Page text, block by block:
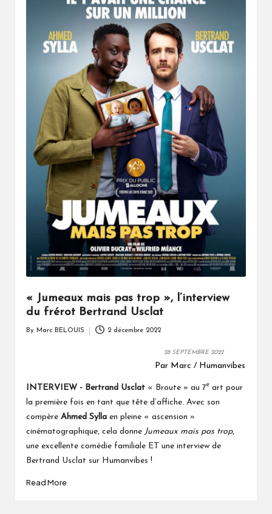
« Jumeaux mais pas trop », l’interview
du frérot Bertrand Usclat
By Marc BELOUIS 2 décembre 2022
28 SEPTEMBRE 2022
Par Marc / Humanvibes
INTERVIEW - Bertrand Usclat« Broute » au 7eart pour
la première fois en tant que tête d’affiche. Avec son
compère Ahmed Syllaen pleine « ascension »
cinématographique, cela donne Jumeaux mais pas trop,
une excellente comédie familiale ET une interview de
Bertrand Usclat sur Humanvibes !
Read More